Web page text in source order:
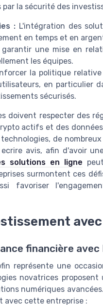
la sécurité des
:L'intégration des
en temps et en
garantir une mise en
les équipes.
la politique
en particulier
sécurisés.
doivent respecter des
actifs et des
de
avis, afin d'avoir
solutions en ligne
surmontent ces
favoriser
financière avec
représente une
novatrices
numériques
avec cette entreprise :